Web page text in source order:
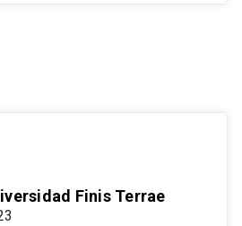
Finis Terrae